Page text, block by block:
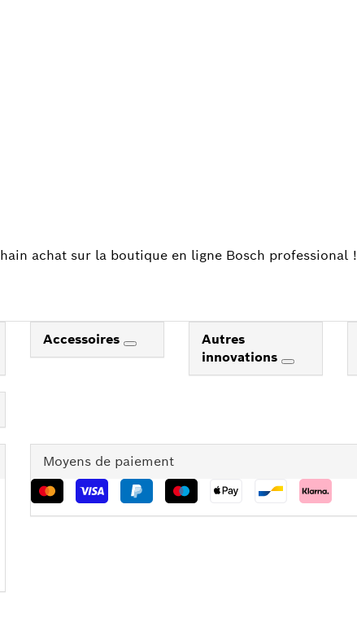
achat sur la boutique en ligne Bosch professional !
Accessoires
Autres
innovations
Moyens de paiement